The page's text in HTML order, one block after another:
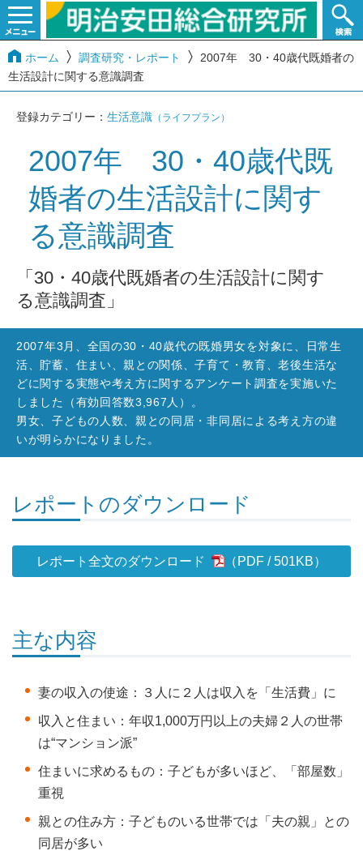
ホーム 調査研究・レポート
2007年 30・40歳代既婚者の
生活設計に関する意識調査
登録カテゴリー： 生活意識 （ライフプラン）
2007年 30・40歳代既
婚者の生活設計に関す
る意識調査
「30・40歳代既婚者の生活設計に関す
る意識調査」
2007年3月、全国の30・40歳代の既婚男女を対象に、日常生
活、貯蓄、住まい、親との関係、子育て・教育、老後生活な
どに関する実態や考え方に関するアンケート調査を実施いた
しました（有効回答数3,967人）。
男女、子どもの人数、親との同居・非同居による考え方の違
いが明らかになりました。
レポートのダウンロード
レポート全文のダウンロード 501KB）
主な内容
妻の収入の使途：３人に２人は収入を「生活費」に
収入と住まい：年収1,000万円以上の夫婦２人の世帯
は“マンション派”
住まいに求めるもの：子どもが多いほど、「部屋数」
重視
親との住み方：子どものいる世帯では「夫の親」との
同居が多い